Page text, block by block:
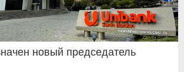
новый председатель